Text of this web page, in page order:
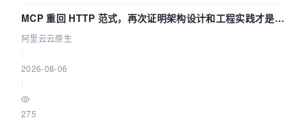
MCP 重回 HTTP 范式，再次证明架构设计和工程实践才是稀
缺资源
阿里云云原生
2026-08-06
275